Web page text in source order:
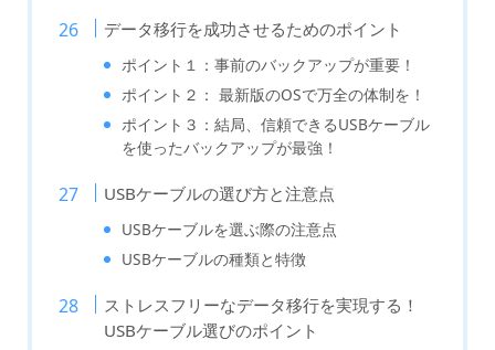
データ移行を成功させるためのポイント
ポイント１：事前のバックアップが重要！
ポイント２： 最新版のOSで万全の体制を！
ポイント３：結局、信頼できるUSBケーブル
を使ったバックアップが最強！
USBケーブルの選び方と注意点
USBケーブルを選ぶ際の注意点
USBケーブルの種類と特徴
ストレスフリーなデータ移行を実現する！
USBケーブル選びのポイント